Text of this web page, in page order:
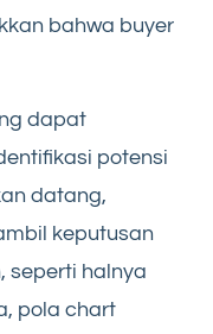
bahwa buyer
dapat
potensi
datang,
keputusan
seperti halnya
pola chart